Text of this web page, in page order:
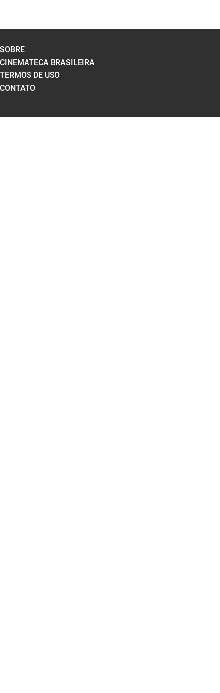
SOBRE
CINEMATECA BRASILEIRA
TERMOS DE USO
CONTATO